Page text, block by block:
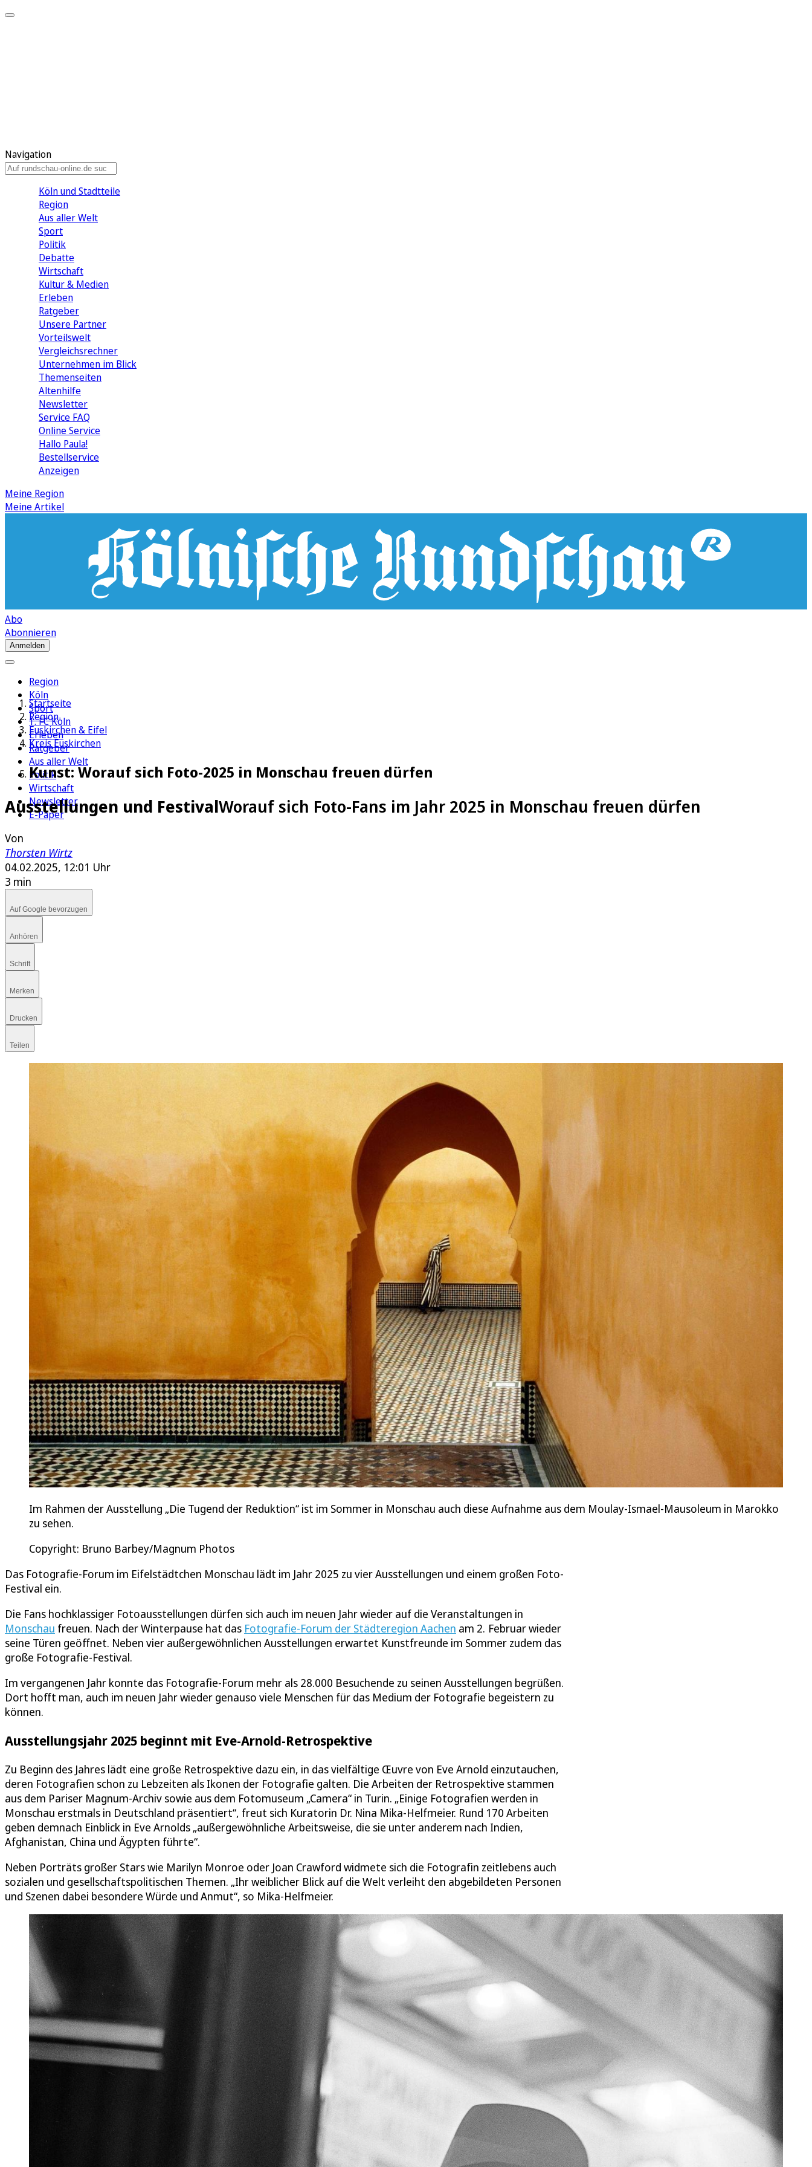
Navigation
Köln und Stadtteile
Region
Aus aller Welt
Sport
Politik
Debatte
Wirtschaft
Kultur & Medien
Erleben
Ratgeber
Unsere Partner
Vorteilswelt
Vergleichsrechner
Unternehmen im Blick
Themenseiten
Altenhilfe
Newsletter
Service FAQ
Online Service
Hallo Paula!
Bestellservice
Anzeigen
Meine Region
Meine Artikel
Abo
Abonnieren
Anmelden
Region
Köln
Sport
1. FC Köln
Erleben
Ratgeber
Aus aller Welt
Politik
Wirtschaft
Newsletter
E-Paper
Startseite
Region
Euskirchen & Eifel
Kreis Euskirchen
Kunst: Worauf sich Foto-2025 in Monschau freuen dürfen
Ausstellungen und FestivalWorauf sich Foto-Fans im Jahr 2025 in Monschau freuen dürfen
Von
Thorsten Wirtz
04.02.2025, 12:01 Uhr
3 min
Auf Google bevorzugen
Anhören
Schrift
Merken
Drucken
Teilen
Im Rahmen der Ausstellung „Die Tugend der Reduktion“ ist im Sommer in Monschau auch diese Aufnahme aus dem Moulay-Ismael-Mausoleum in Marokko
zu sehen.
Copyright: Bruno Barbey/Magnum Photos
Das Fotografie-Forum im Eifelstädtchen Monschau lädt im Jahr 2025 zu vier Ausstellungen und einem großen Foto-
Festival ein.
Die Fans hochklassiger Fotoausstellungen dürfen sich auch im neuen Jahr wieder auf die Veranstaltungen in
Monschau freuen. Nach der Winterpause hat das Fotografie-Forum der Städteregion Aachen am 2. Februar wieder
seine Türen geöffnet. Neben vier außergewöhnlichen Ausstellungen erwartet Kunstfreunde im Sommer zudem das
große Fotografie-Festival.
Im vergangenen Jahr konnte das Fotografie-Forum mehr als 28.000 Besuchende zu seinen Ausstellungen begrüßen.
Dort hofft man, auch im neuen Jahr wieder genauso viele Menschen für das Medium der Fotografie begeistern zu
können.
Ausstellungsjahr 2025 beginnt mit Eve-Arnold-Retrospektive
Zu Beginn des Jahres lädt eine große Retrospektive dazu ein, in das vielfältige Œuvre von Eve Arnold einzutauchen,
deren Fotografien schon zu Lebzeiten als Ikonen der Fotografie galten. Die Arbeiten der Retrospektive stammen
aus dem Pariser Magnum-Archiv sowie aus dem Fotomuseum „Camera“ in Turin. „Einige Fotografien werden in
Monschau erstmals in Deutschland präsentiert“, freut sich Kuratorin Dr. Nina Mika-Helfmeier. Rund 170 Arbeiten
geben demnach Einblick in Eve Arnolds „außergewöhnliche Arbeitsweise, die sie unter anderem nach Indien,
Afghanistan, China und Ägypten führte“.
Neben Porträts großer Stars wie Marilyn Monroe oder Joan Crawford widmete sich die Fotografin zeitlebens auch
sozialen und gesellschaftspolitischen Themen. „Ihr weiblicher Blick auf die Welt verleiht den abgebildeten Personen
und Szenen dabei besondere Würde und Anmut“, so Mika-Helfmeier.